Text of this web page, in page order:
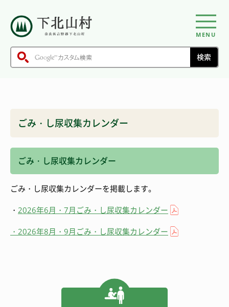
MENU
ごみ・し尿収集カレンダー
ごみ・し尿収集カレンダー
ごみ・し尿収集カレンダーを掲載します。
・ 2026年6月・7月ごみ・し尿収集カレンダー
・2026年8月・9月ごみ・し尿収集カレンダー